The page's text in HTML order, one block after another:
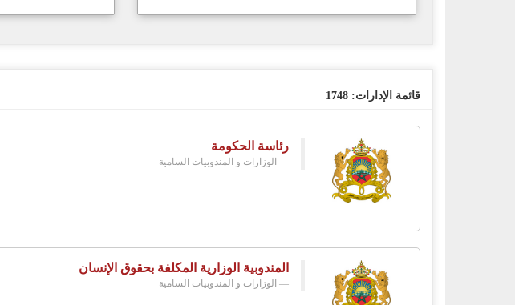
قائمة الإدارات: 1748
رئاسة الحكومة
الوزارات و المندوبيات السامية
المندوبية الوزارية المكلفة بحقوق الإنسان
الوزارات و المندوبيات السامية